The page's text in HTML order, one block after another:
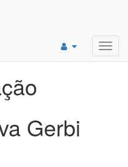
Gerbi